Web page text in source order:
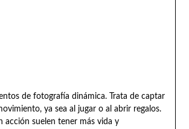
de fotografía dinámica. Trata de captar
ya sea al jugar o al abrir regalos.
acción suelen tener más vida y